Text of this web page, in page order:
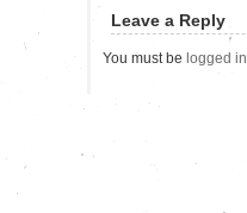
Leave a Reply
You must be logged in